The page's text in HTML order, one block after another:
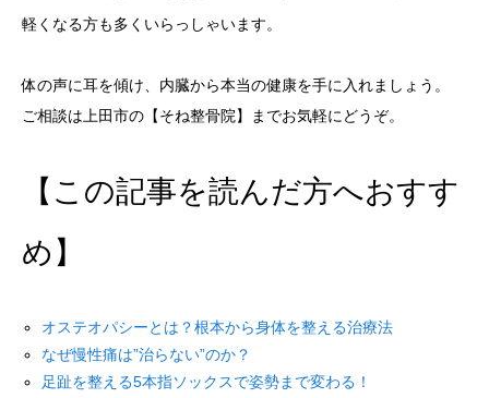
軽くなる方も多くいらっしゃいます。
体の声に耳を傾け、内臓から本当の健康を手に入れましょう。
ご相談は上田市の【そね整骨院】までお気軽にどうぞ。
【この記事を読んだ方へおすす
め】
オステオパシーとは？根本から身体を整える治療法
なぜ慢性痛は”治らない”のか？
足趾を整える5本指ソックスで姿勢まで変わる！